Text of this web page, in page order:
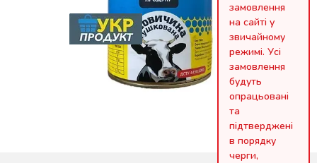
замовлення
на сайті у
звичайному
режимі. Усі
замовлення
будуть
опрацьовані
та
підтверджені
в порядку
черги,